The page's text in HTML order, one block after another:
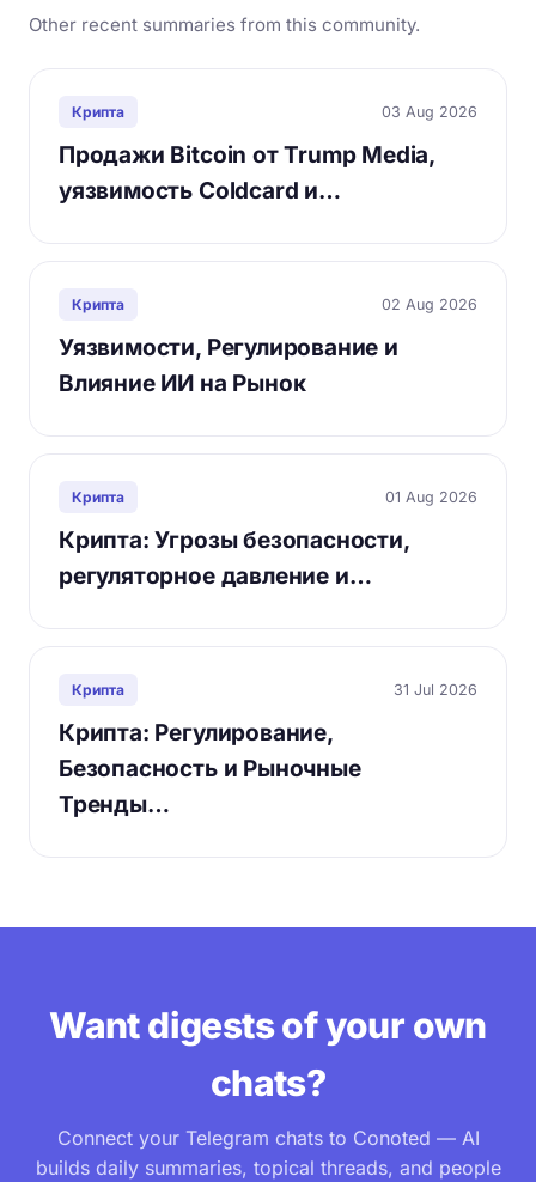
Other recent summaries from this community.
Крипта 03 Aug 2026
Продажи Bitcoin от Trump Media,
уязвимость Coldcard и…
Крипта 02 Aug 2026
Уязвимости, Регулирование и
Влияние ИИ на Рынок
Крипта 01 Aug 2026
Крипта: Угрозы безопасности,
регуляторное давление и…
Крипта 31 Jul 2026
Крипта: Регулирование,
Безопасность и Рыночные
Тренды…
Want digests of your own
chats?
Connect your Telegram chats to Conoted — AI
builds daily summaries, topical threads, and people